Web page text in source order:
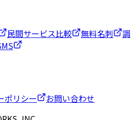
民間サービス比較 無料名刺
調
ポリシー
お問い合わせ